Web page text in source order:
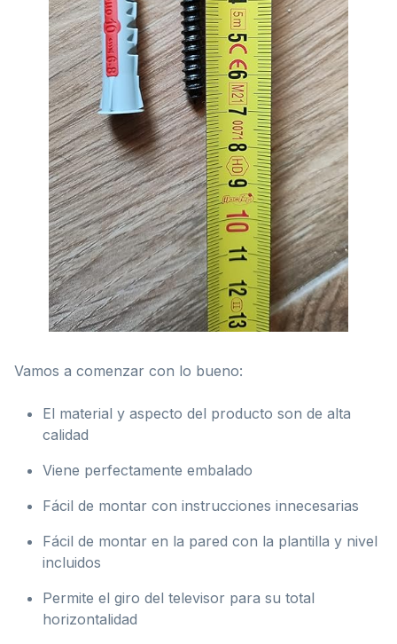
Vamos a comenzar con lo bueno:
El material y aspecto del producto son de alta
calidad
Viene perfectamente embalado
Fácil de montar con instrucciones innecesarias
Fácil de montar en la pared con la plantilla y nivel
incluidos
Permite el giro del televisor para su total
horizontalidad